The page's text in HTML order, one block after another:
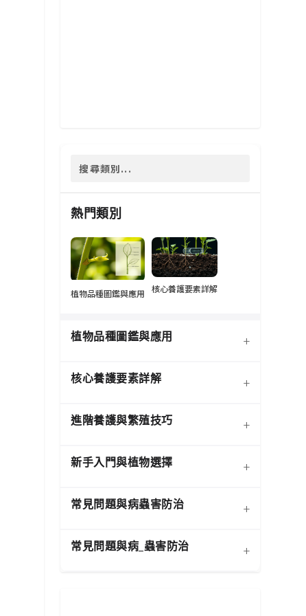
熱門類別
植物品種圖鑑與應用 核心養護要素詳解
植物品種圖鑑與應用 +
核心養護要素詳解 +
進階養護與繁殖技巧 +
新手入門與植物選擇 +
常見問題與病蟲害防治 +
常見問題與病_蟲害防治 +